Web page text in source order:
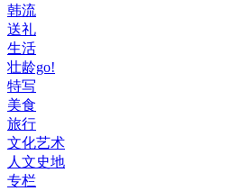
韩流
送礼
生活
壮龄go!
特写
美食
旅行
文化艺术
人文史地
专栏